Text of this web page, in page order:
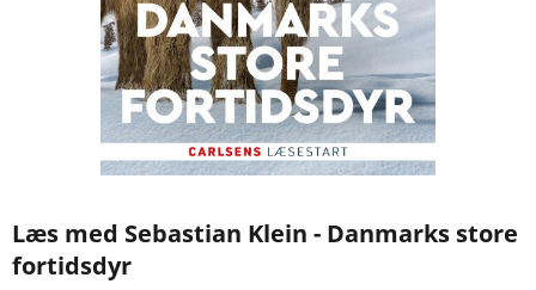
Læs med Sebastian Klein - Danmarks store
fortidsdyr